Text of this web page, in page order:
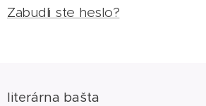
Zabudli ste heslo?
literárna bašta